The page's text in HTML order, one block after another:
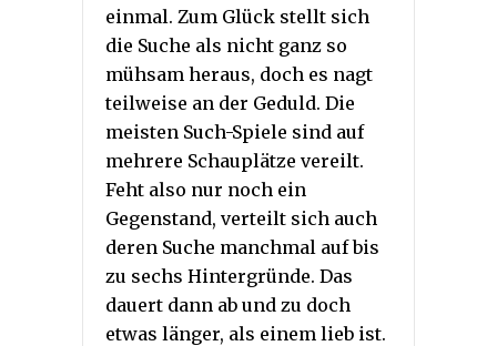
einmal. Zum Glück stellt sich
die Suche als nicht ganz so
mühsam heraus, doch es nagt
teilweise an der Geduld. Die
meisten Such-Spiele sind auf
mehrere Schauplätze vereilt.
Feht also nur noch ein
Gegenstand, verteilt sich auch
deren Suche manchmal auf bis
zu sechs Hintergründe. Das
dauert dann ab und zu doch
etwas länger, als einem lieb ist.